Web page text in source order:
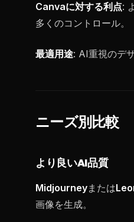
Canvaに対する利点:
多くのコントロール。
最適用途: AI重視のデ
ニーズ別比較
より良いAI品質
Midjourneyまたは
画像を生成。